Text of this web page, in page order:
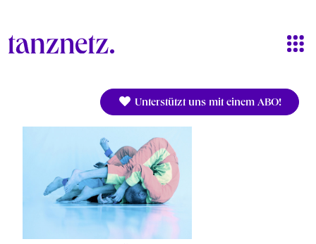
Unterstützt uns mit einem ABO!